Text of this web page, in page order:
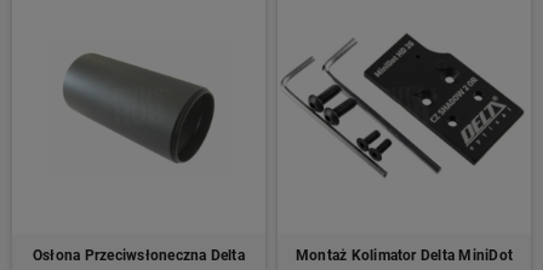
Osłona Przeciwsłoneczna Delta
Montaż Kolimator Delta MiniDot